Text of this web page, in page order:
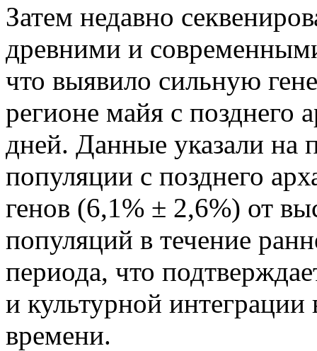
Затем недавно
древними и
что выявило сильную
регионе майя с позднего
дней. Данные указали на
популяции с позднего
генов (6,1% ± 2,6%) от
популяций в течение
периода, что
и культурной интеграции
времени.